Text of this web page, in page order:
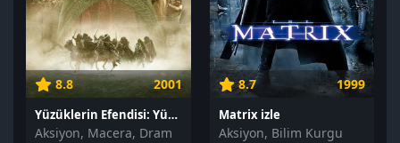
8.8 2001
Yüzüklerin Efendisi: Yüzük Kardeşliği izle
Aksiyon, Macera, Dram
8.7 1999
Matrix izle
Aksiyon, Bilim Kurgu